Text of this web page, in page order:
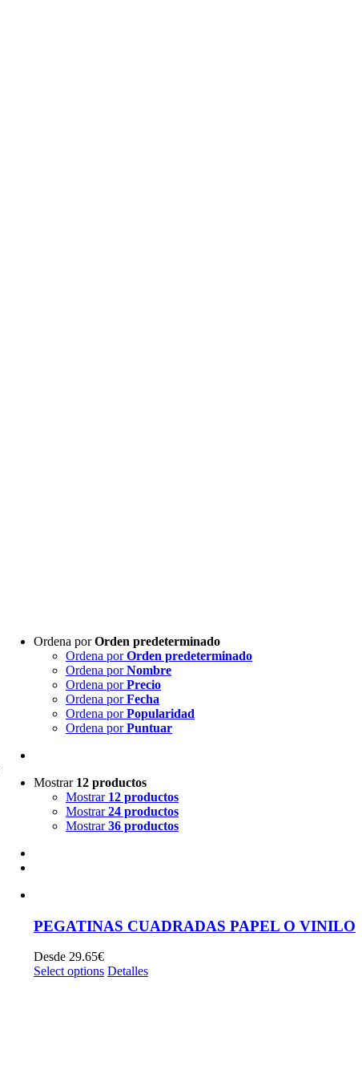
Ordena porOrden predeterminado
Ordena porOrden predeterminado
Ordena porNombre
Ordena porPrecio
Ordena porFecha
Ordena porPopularidad
Ordena porPuntuar
Mostrar 12 productos
Mostrar 12 productos
Mostrar24 productos
Mostrar36 productos
PEGATINAS CUADRADAS PAPEL O VINILO
Desde 29.65€
Select options Detalles